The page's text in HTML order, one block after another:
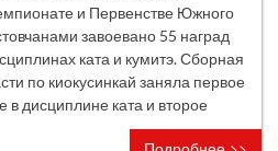
и Первенстве Южного
завоевано 55 наград
ката и кумитэ. Сборная
по киокусинкай заняла первое
в дисциплине ката и второе